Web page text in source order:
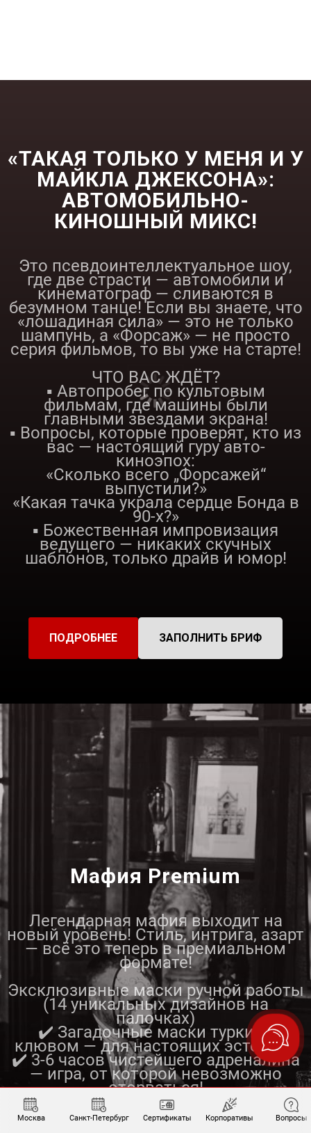
Москва Санкт-Петербург Сертификаты Корпоративы Вопросы
«ТАКАЯ ТОЛЬКО У МЕНЯ И У
МАЙКЛА ДЖЕКСОНА»:
АВТОМОБИЛЬНО-
КИНОШНЫЙ МИКС!
Это псевдоинтеллектуальное шоу,
где две страсти — автомобили и
кинематограф — сливаются в
безумном танце! Если вы знаете, что
«лошадиная сила» — это не только
шампунь, а «Форсаж» — не просто
серия фильмов, то вы уже на старте!
ЧТО ВАС ЖДЁТ?
▪️ Автопробег по культовым
фильмам, где машины были
главными звездами экрана!
▪️ Вопросы, которые проверят, кто из
вас — настоящий гуру авто-
киноэпох:
«Сколько всего „Форсажей“
выпустили?»
«Какая тачка украла сердце Бонда в
90-х?»
▪️ Божественная импровизация
ведущего — никаких скучных
шаблонов, только драйв и юмор!
ПОДРОБНЕЕ ЗАПОЛНИТЬ БРИФ
Мафия Premium
Легендарная мафия выходит на
новый уровень! Стиль, интрига, азарт
— всё это теперь в премиальном
формате!
Эксклюзивные маски ручной работы
(14 уникальных дизайнов на
палочках)
✔️ Загадочные маски турки (с
клювом — для настоящих эстетов!)
✔️ 3-6 часов чистейшего адреналина
— игра, от которой невозможно
оторваться!